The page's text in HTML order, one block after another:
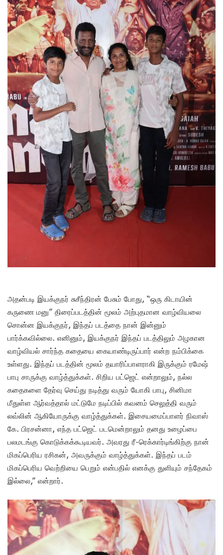
அதன்படி இயக்குநர் சுசீந்திரன் பேசும் போது, “ஒரு கிடாயின்
கருணை மனு” திரைப்படத்தின் மூலம் அற்புதமான வாழ்வியலை
சொன்ன இயக்குநர், இந்தப் படத்தை நான் இன்னும்
பார்க்கவில்லை. எனினும், இயக்குநர் இந்தப் படத்திலும் அழகான
வாழ்வியல் சார்ந்த கதையை கையாண்டிருப்பார் என்ற நம்பிக்கை
உள்ளது. இந்தப் படத்தின் மூலம் தயாரிப்பாளராகி இருக்கும் ரமேஷ்
பாபு சாருக்கு வாழ்த்துக்கள். சிறிய பட்ஜெட் என்றாலும், நல்ல
கதைகளை தேர்வு செய்து நடித்து வரும் யோகி பாபு, சினிமா
மீதுள்ள ஆர்வத்தால் மட்டுமே நடிப்பில் கவனம் செலுத்தி வரும்
லவ்லின் ஆகியோருக்கு வாழ்த்துக்கள். இசையமைப்பாளர் நிவாஸ்
கே. பிரசன்னா, எந்த பட்ஜெட் படமென்றாலும் தனது உழைப்பை
பலமடங்கு கொடுக்கக்கூடியவர். அவரது ரீ-ரெக்கார்டிங்கிற்கு நான்
மிகப்பெரிய ரசிகன், அவருக்கும் வாழ்த்துக்கள். இந்தப் படம்
மிகப்பெரிய வெற்றியை பெறும் என்பதில் எனக்கு துளியும் சந்தேகம்
இல்லை,” என்றார்.